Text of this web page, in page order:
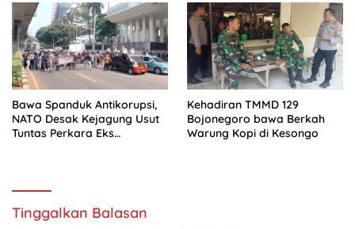
Bawa Spanduk Antikorupsi,
NATO Desak Kejagung Usut
Tuntas Perkara Eks
Kehadiran TMMD 129
Bojonegoro bawa Berkah
Warung Kopi di Kesongo
Tinggalkan Balasan